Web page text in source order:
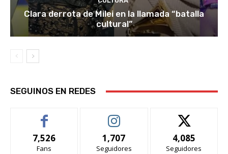
Clara derrota de Milei en la llamada “batalla
cultural”
SEGUINOS EN REDES
7,526
Fans
1,707
Seguidores
4,085
Seguidores